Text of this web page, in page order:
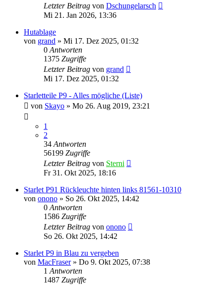
Letzter Beitrag von Dschungelarsch
Mi 21. Jan 2026, 13:36
Hutablage
von grand » Mi 17. Dez 2025, 01:32
0 Antworten
1375 Zugriffe
Letzter Beitrag von grand
Mi 17. Dez 2025, 01:32
Starletteile P9 - Alles mögliche (Liste)
von Skayo » Mo 26. Aug 2019, 23:21
1
2
34 Antworten
56199 Zugriffe
Letzter Beitrag von Sterni
Fr 31. Okt 2025, 18:16
Starlet P91 Rückleuchte hinten links 81561-10310
von onono » So 26. Okt 2025, 14:42
0 Antworten
1586 Zugriffe
Letzter Beitrag von onono
So 26. Okt 2025, 14:42
Starlet P9 in Blau zu vergeben
von MacFraser» Do 9. Okt 2025, 07:38
1 Antworten
1487 Zugriffe